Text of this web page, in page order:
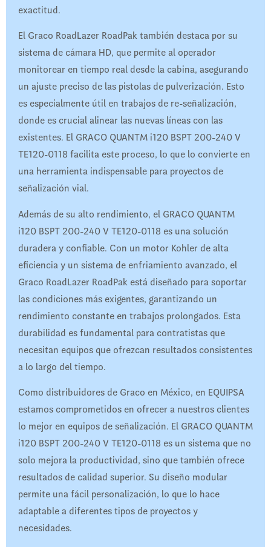
exactitud.
El Graco RoadLazer RoadPak también destaca por su
sistema de cámara HD, que permite al operador
monitorear en tiempo real desde la cabina, asegurando
un ajuste preciso de las pistolas de pulverización. Esto
es especialmente útil en trabajos de re-señalización,
donde es crucial alinear las nuevas líneas con las
existentes. El GRACO QUANTM i120 BSPT 200-240 V
TE120-0118 facilita este proceso, lo que lo convierte en
una herramienta indispensable para proyectos de
señalización vial.
Además de su alto rendimiento, el GRACO QUANTM
i120 BSPT 200-240 V TE120-0118 es una solución
duradera y confiable. Con un motor Kohler de alta
eficiencia y un sistema de enfriamiento avanzado, el
Graco RoadLazer RoadPak está diseñado para soportar
las condiciones más exigentes, garantizando un
rendimiento constante en trabajos prolongados. Esta
durabilidad es fundamental para contratistas que
necesitan equipos que ofrezcan resultados consistentes
a lo largo del tiempo.
Como distribuidores de Graco en México, en EQUIPSA
estamos comprometidos en ofrecer a nuestros clientes
lo mejor en equipos de señalización. El GRACO QUANTM
i120 BSPT 200-240 V TE120-0118 es un sistema que no
solo mejora la productividad, sino que también ofrece
resultados de calidad superior. Su diseño modular
permite una fácil personalización, lo que lo hace
adaptable a diferentes tipos de proyectos y
necesidades.